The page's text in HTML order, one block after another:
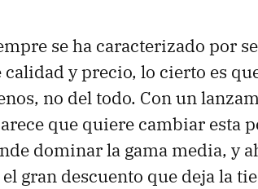
se ha caracterizado por
y precio, lo cierto es
no del todo. Con un
que quiere cambiar esta
dominar la gama media, y
gran descuento que deja la